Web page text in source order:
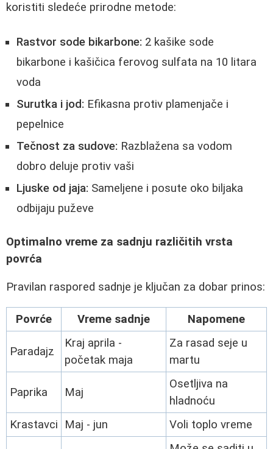
koristiti sledeće prirodne metode:
Rastvor sode bikarbone: 2 kašike sode
bikarbone i kašičica ferovog sulfata na 10 litara
voda
Surutka i jod: Efikasna protiv plamenjače i
pepelnice
Tečnost za sudove: Razblažena sa vodom
dobro deluje protiv vaši
Ljuske od jaja: Sameljene i posute oko biljaka
odbijaju puževe
Optimalno vreme za sadnju različitih vrsta
povrća
Pravilan raspored sadnje je ključan za dobar prinos:
Povrće Vreme sadnje Napomene
Paradajz
Kraj aprila -
početak maja
Za rasad seje u
martu
Paprika Maj
Osetljiva na
hladnoću
Krastavci
Maj - jun
Voli toplo vreme